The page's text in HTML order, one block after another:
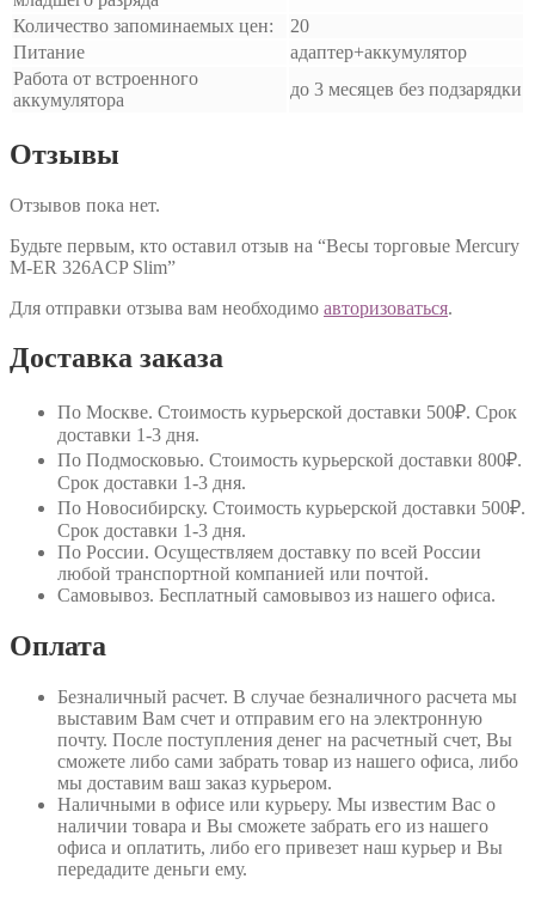
Количество запоминаемых цен:
20
Питание
адаптер+аккумулятор
Работа от встроенного
аккумулятора
до 3 месяцев без подзарядки
Отзывы
Отзывов пока нет.
Будьте первым, кто оставил отзыв на “Весы торговые Mercury
M-ER 326ACP Slim”
Для отправки отзыва вам необходимо авторизоваться.
Доставка заказа
По Москве. Стоимость курьерской доставки 500₽. Срок
доставки 1-3 дня.
По Подмосковью. Стоимость курьерской доставки 800₽.
Срок доставки 1-3 дня.
По Новосибирску. Стоимость курьерской доставки 500₽.
Срок доставки 1-3 дня.
По России. Осуществляем доставку по всей России
любой транспортной компанией или почтой.
Самовывоз. Бесплатный самовывоз из нашего офиса.
Оплата
Безналичный расчет. В случае безналичного расчета мы
выставим Вам счет и отправим его на электронную
почту. После поступления денег на расчетный счет, Вы
сможете либо сами забрать товар из нашего офиса, либо
мы доставим ваш заказ курьером.
Наличными в офисе или курьеру. Мы известим Вас о
наличии товара и Вы сможете забрать его из нашего
офиса и оплатить, либо его привезет наш курьер и Вы
передадите деньги ему.